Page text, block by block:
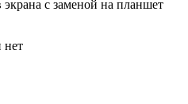
с заменой на планшет
нет